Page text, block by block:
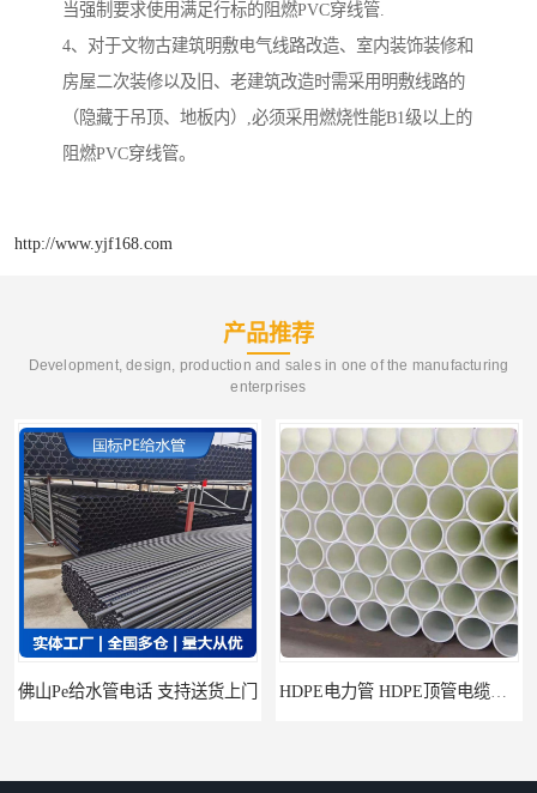
当强制要求使用满足行标的阻燃PVC穿线管.
4、对于文物古建筑明敷电气线路改造、室内装饰装修和
房屋二次装修以及旧、老建筑改造时需采用明敷线路的
（隐藏于吊顶、地板内）,必须采用燃烧性能B1级以上的
阻燃PVC穿线管。
http://www.yjf168.com
产品推荐
Development, design, production and sales in one of the manufacturing
enterprises
HDPE电力管 HDPE顶管电缆管保护套管